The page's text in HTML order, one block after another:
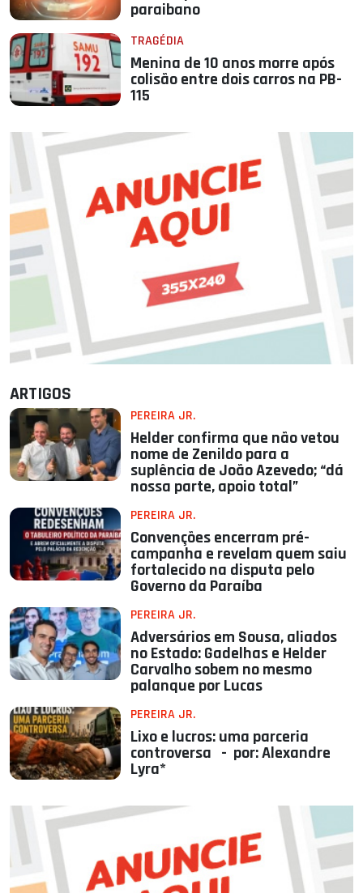
paraibano
TRAGÉDIA
Menina de 10 anos morre após
colisão entre dois carros na PB-
115
ARTIGOS
PEREIRA JR.
Helder confirma que não vetou
nome de Zenildo para a
suplência de João Azevedo; “dá
nossa parte, apoio total”
PEREIRA JR.
Convenções encerram pré-
campanha e revelam quem saiu
fortalecido na disputa pelo
Governo da Paraíba
PEREIRA JR.
Adversários em Sousa, aliados
no Estado: Gadelhas e Helder
Carvalho sobem no mesmo
palanque por Lucas
PEREIRA JR.
Lixo e lucros: uma parceria
controversa - por: Alexandre
Lyra*